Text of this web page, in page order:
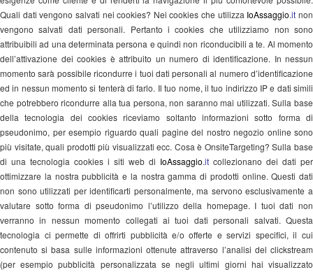
Quali dati vengono salvati nei cookies? Nei cookies che utilizza IoAssaggio.it non
vengono salvati dati personali. Pertanto i cookies che utilizziamo non sono
attribuibili ad una determinata persona e quindi non riconducibili a te. Al momento
dell’attivazione dei cookies è attribuito un numero di identificazione. In nessun
momento sarà possibile ricondurre i tuoi dati personali al numero d’identificazione
ed in nessun momento si tenterà di farlo. Il tuo nome, il tuo indirizzo IP e dati simili
che potrebbero ricondurre alla tua persona, non saranno mai utilizzati. Sulla base
della tecnologia dei cookies riceviamo soltanto informazioni sotto forma di
pseudonimo, per esempio riguardo quali pagine del nostro negozio online sono
più visitate, quali prodotti più visualizzati ecc. Cosa è OnsiteTargeting? Sulla base
di una tecnologia cookies i siti web di IoAssaggio.it collezionano dei dati per
ottimizzare la nostra pubblicità e la nostra gamma di prodotti online. Questi dati
non sono utilizzati per identificarti personalmente, ma servono esclusivamente a
valutare sotto forma di pseudonimo l’utilizzo della homepage. I tuoi dati non
verranno in nessun momento collegati ai tuoi dati personali salvati. Questa
tecnologia ci permette di offrirti pubblicità e/o offerte e servizi specifici, il cui
contenuto si basa sulle informazioni ottenute attraverso l’analisi del clickstream
(per esempio pubblicità personalizzata se negli ultimi giorni hai visualizzato